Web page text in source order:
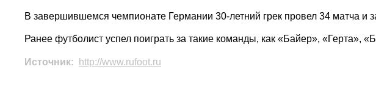
В завершившемся чемпионате Германии 30-летний грек провел 34 матча и
Ранее футболист успел поиграть за такие команды, как «Байер», «Герта»,
Источник: http://www.rufoot.ru